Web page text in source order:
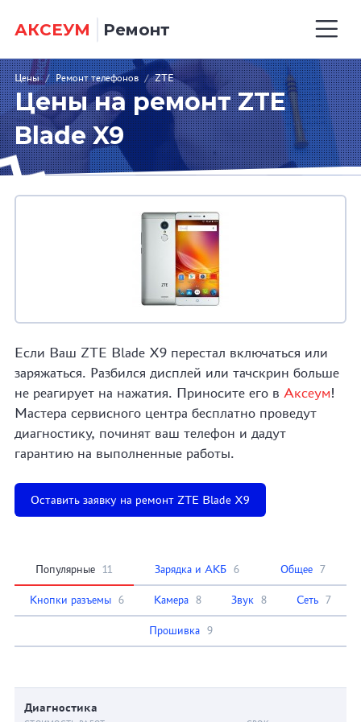
АКСЕУМ Ремонт
Цены / Ремонт телефонов / ZTE
Цены на ремонт ZTE
Blade X9
Если Ваш ZTE Blade X9 перестал включаться или
заряжаться. Разбился дисплей или тачскрин больше
не реагирует на нажатия. Приносите его в Аксеум!
Мастера сервисного центра бесплатно проведут
диагностику, починят ваш телефон и дадут
гарантию на выполненные работы.
Оставить заявку на ремонт ZTE Blade X9
Популярные 11 Зарядка и АКБ 6 Общее 7
Кнопки разъемы 6 Камера 8 Звук 8 Сеть 7
Прошивка 9
Диагностика